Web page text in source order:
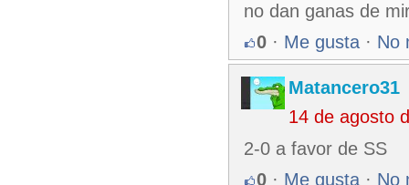
no dan ganas de
0 · Me gusta · No
Matancero31
14 de agosto
2-0 a favor de SS
0 · Me gusta · No